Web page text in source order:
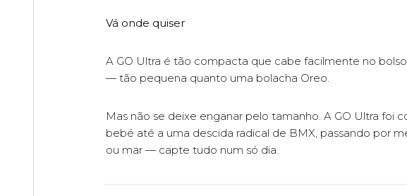
Vá onde quiser
A GO Ultra é tão compacta que cabe facilmente no
— tão pequena quanto uma bolacha Oreo.
Mas não se deixe enganar pelo tamanho. A GO Ultra foi
bebé até a uma descida radical de BMX, passando por
ou mar — capte tudo num só dia.